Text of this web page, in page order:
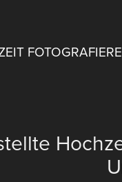
FOTOGRAFIERE